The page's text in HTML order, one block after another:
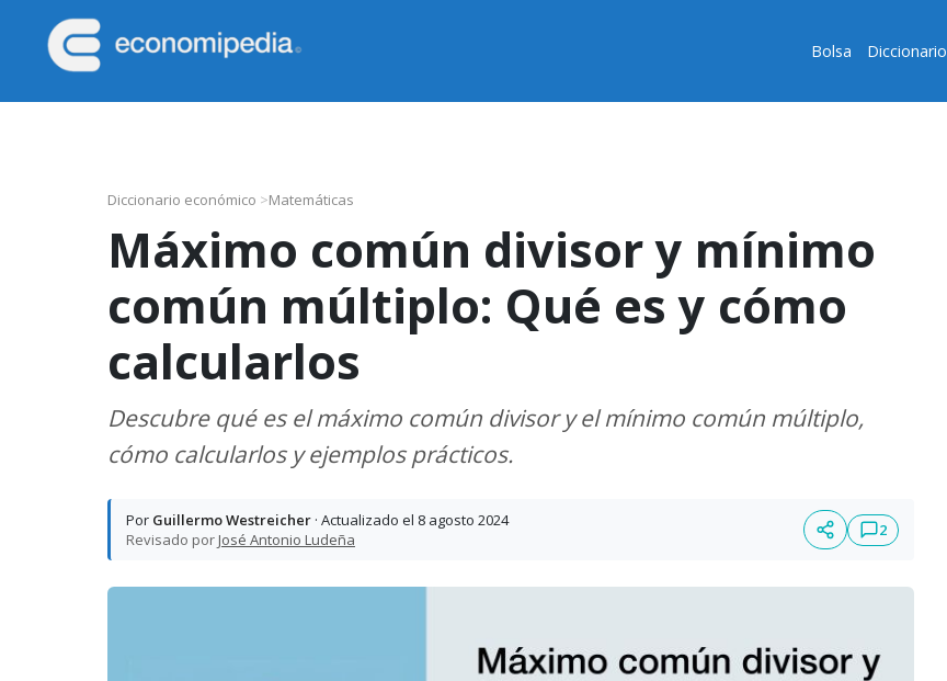
Saltar
Saltar
al
contenido
Saltar
Saltar
al
pie
Bolsa Diccionario
Diccionario económico >Matemáticas
Máximo común divisor y mínimo
común múltiplo: Qué es y cómo
calcularlos
Descubre qué es el máximo común divisor y el mínimo común múltiplo,
cómo calcularlos y ejemplos prácticos.
Por Guillermo Westreicher · Actualizado el 8 agosto 2024
Revisado porJosé Antonio Ludeña
2